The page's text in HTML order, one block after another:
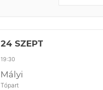
24 SZEPT
19:30
Mályi
Tópart